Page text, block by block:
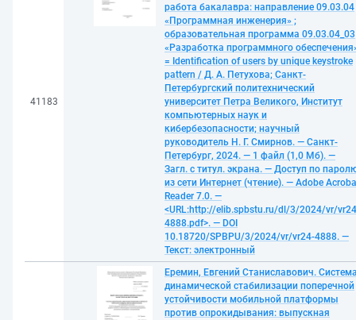
41183
работа бакалавра: направление 09.03.04
«Программная инженерия» ;
образовательная программа 09.03.04_03
«Разработка программного
= Identification of users by unique keystroke
pattern / Д. А. Петухова; Санкт-
Петербургский политехнический
университет Петра Великого, Институт
компьютерных наук и
кибербезопасности; научный
руководитель Н. Г. Смирнов. — Санкт-
Петербург, 2024. — 1 файл (1,0 Мб). —
Загл. с титул. экрана. — Доступ по
из сети Интернет (чтение). — Adobe
Reader 7.0. —
<URL:http://elib.spbstu.ru/dl/3/2024/vr/
4888.pdf>. — DOI
10.18720/SPBPU/3/2024/vr/vr24-4888. —
Текст: электронный
Еремин, Евгений Станиславович.
динамической стабилизации поперечной
устойчивости мобильной платформы
против опрокидывания: выпускная